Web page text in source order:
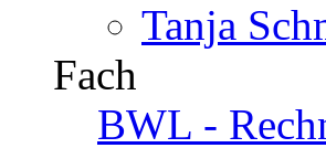
Die
IFRS